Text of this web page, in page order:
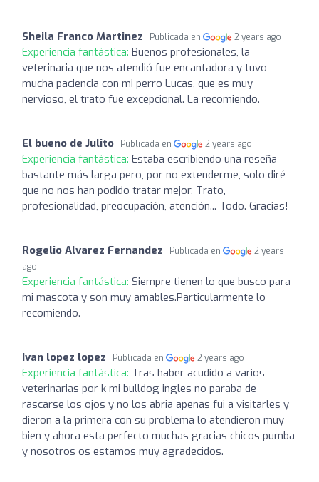
Sheila Franco Martinez Publicada en 2 years ago
Experiencia fantástica: Buenos profesionales, la
veterinaria que nos atendió fue encantadora y tuvo
mucha paciencia con mi perro Lucas, que es muy
nervioso, el trato fue excepcional. La recomiendo.
El bueno de Julito Publicada en 2 years ago
Experiencia fantástica: Estaba escribiendo una reseña
bastante más larga pero, por no extenderme, solo diré
que no nos han podido tratar mejor. Trato,
profesionalidad, preocupación, atención... Todo. Gracias!
Rogelio Alvarez Fernandez Publicada en
2 years
ago
Experiencia fantástica: Siempre tienen lo que busco para
mi mascota y son muy amables.Particularmente lo
recomiendo.
Ivan lopez lopez Publicada en 2 years ago
Experiencia fantástica: Tras haber acudido a varios
veterinarias por k mi bulldog ingles no paraba de
rascarse los ojos y no los abria apenas fui a visitarles y
dieron a la primera con su problema lo atendieron muy
bien y ahora esta perfecto muchas gracias chicos pumba
y nosotros os estamos muy agradecidos.